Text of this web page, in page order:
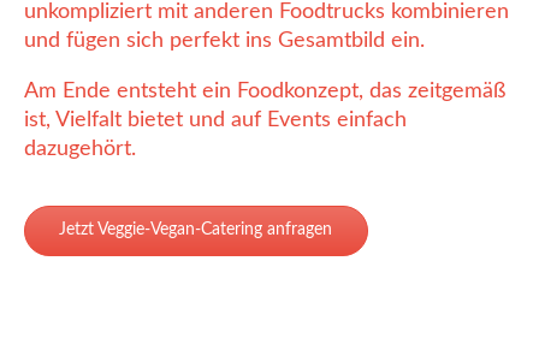
unkompliziert mit anderen Foodtrucks kombinieren
und fügen sich perfekt ins Gesamtbild ein.
Am Ende entsteht ein Foodkonzept, das zeitgemäß
ist, Vielfalt bietet und auf Events einfach
dazugehört.
Jetzt Veggie-Vegan-Catering anfragen